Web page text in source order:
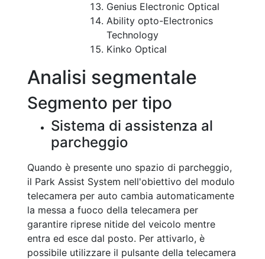
Genius Electronic Optical
Ability opto-Electronics
Technology
Kinko Optical
Analisi segmentale
Segmento per tipo
Sistema di assistenza al
parcheggio
Quando è presente uno spazio di parcheggio,
il Park Assist System nell'obiettivo del modulo
telecamera per auto cambia automaticamente
la messa a fuoco della telecamera per
garantire riprese nitide del veicolo mentre
entra ed esce dal posto. Per attivarlo, è
possibile utilizzare il pulsante della telecamera